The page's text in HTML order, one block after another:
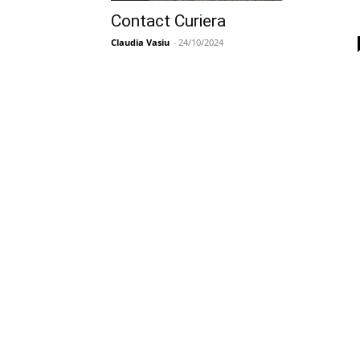
Contact Curiera
Claudia Vasiu - 24/10/2024